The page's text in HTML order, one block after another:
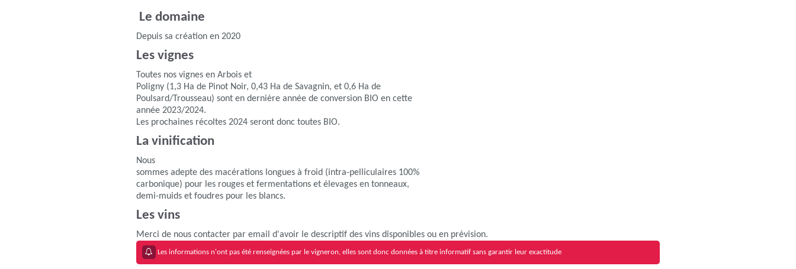
Le domaine
Depuis sa création en 2020
Les vignes
Toutes nos vignes en Arbois et
Poligny (1,3 Ha de Pinot Noir, 0,43 Ha de Savagnin, et 0,6 Ha de
Poulsard/Trousseau) sont en dernière année de conversion BIO en cette
année 2023/2024.
Les prochaines récoltes 2024 seront donc toutes BIO.
La vinification
Nous
sommes adepte des macérations longues à froid (intra-pelliculaires 100%
carbonique) pour les rouges et fermentations et élevages en tonneaux,
demi-muids et foudres pour les blancs.
Les vins
Merci de nous contacter par email d'avoir le descriptif des vins disponibles ou en prévision.
Les informations n'ont pas été renseignées par le vigneron, elles sont donc données à titre informatif sans garantir leur exactitude